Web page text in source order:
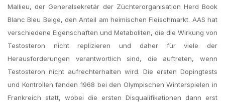
Mallieu, der Generalsekretär der Züchterorganisation Herd Book
Blanc Bleu Belge, den Anteil am heimischen Fleischmarkt. AAS hat
verschiedene Eigenschaften und Metaboliten, die die Wirkung von
Testosteron nicht replizieren und daher für viele der
Herausforderungen verantwortlich sind, die auftreten, wenn
Testosteron nicht aufrechterhalten wird. Die ersten Dopingtests
und Kontrollen fanden 1968 bei den Olympischen Winterspielen in
Frankreich statt, wobei die ersten Disqualifikationen dann erst